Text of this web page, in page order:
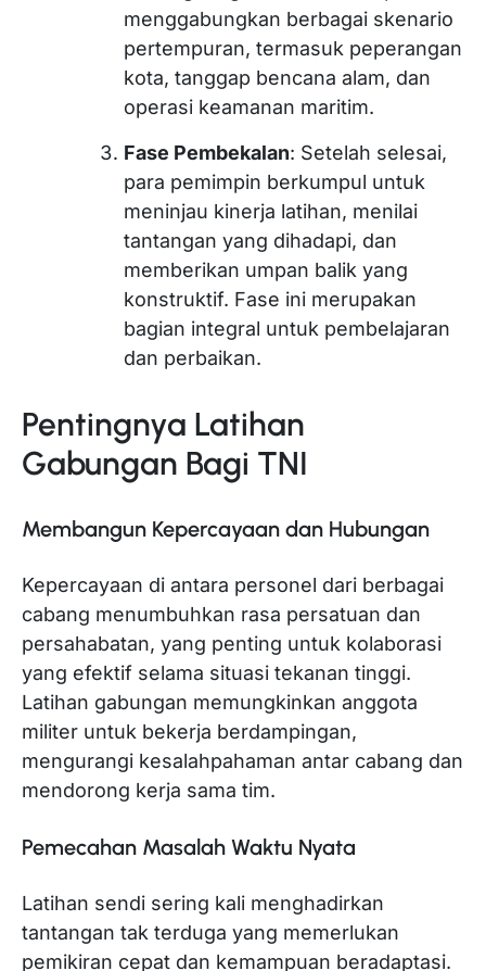
menggabungkan berbagai skenario
pertempuran, termasuk peperangan
kota, tanggap bencana alam, dan
operasi keamanan maritim.
Fase Pembekalan: Setelah selesai,
para pemimpin berkumpul untuk
meninjau kinerja latihan, menilai
tantangan yang dihadapi, dan
memberikan umpan balik yang
konstruktif. Fase ini merupakan
bagian integral untuk pembelajaran
dan perbaikan.
Pentingnya Latihan
Gabungan Bagi TNI
Membangun Kepercayaan dan Hubungan
Kepercayaan di antara personel dari berbagai
cabang menumbuhkan rasa persatuan dan
persahabatan, yang penting untuk kolaborasi
yang efektif selama situasi tekanan tinggi.
Latihan gabungan memungkinkan anggota
militer untuk bekerja berdampingan,
mengurangi kesalahpahaman antar cabang dan
mendorong kerja sama tim.
Pemecahan Masalah Waktu Nyata
Latihan sendi sering kali menghadirkan
tantangan tak terduga yang memerlukan
pemikiran cepat dan kemampuan beradaptasi.